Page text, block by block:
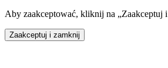
Aby zaakceptować, kliknij na „Zaakceptuj
Zaakceptuj i zamknij